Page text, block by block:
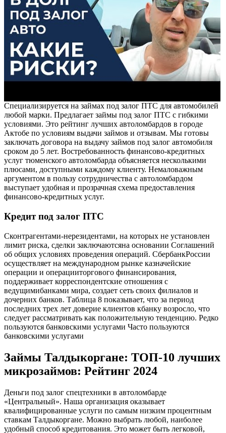
Специализируется на займах под залог ПТС для автомобилей
любой марки. Предлагает займы под залог ПТС с гибкими
условиями. Это рейтинг лучших автоломбардов в городе
Актобе по условиям выдачи займов и отзывам. Мы готовы
заключать договора на выдачу займов под залог автомобиля
сроком до 5 лет. Востребованность финансово-кредитных
услуг тюменского автоломбарда объясняется несколькими
плюсами, доступными каждому клиенту. Немаловажным
аргументом в пользу сотрудничества с автоломбардом
выступает удобная и прозрачная схема предоставления
финансово-кредитных услуг.
Кредит под залог ПТС
Сконтрагентами-нерезидентами, на которых не установлен
лимит риска, сделки заключаютсяна основании Соглашений
об общих условиях проведения операций. СбербанкРоссии
осуществляет на международном рынке казначейские
операции и операцииторгового финансирования,
поддерживает корреспондентские отношения с
ведущимибанками мира, создает сеть своих филиалов и
дочерних банков. Таблица 8 показывает, что за период
последних трех лет доверие клиентов кбанку возросло, что
следует рассматривать как положительную тенденцию. Редко
пользуются банковскими услугами Часто пользуются
банковскими услугами
Займы Талдыкоргане: ТОП-10 лучших
микрозаймов: Рейтинг 2024
Деньги под залог спецтехники в автоломбарде
«Центральный». Наша организация оказывает
квалифицированные услуги по самым низким процентным
ставкам Талдыкоргане. Можно выбрать любой, наиболее
удобный способ кредитования. Это может быть легковой,